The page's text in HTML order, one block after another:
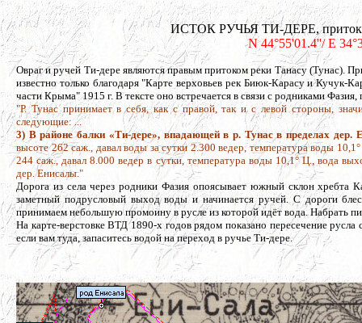
ИСТОК РУЧЬЯ ТИ-ДЕРЕ, приток
N 44°55'01.4''/ E
Овраг и ручей Ти-дере являются правым притоком реки Танасу (Тунас).
известно только благодаря "Карте верховьев рек Биюк-Карасу и
части Крыма" 1915 г. В тексте оно встречается в связи с родниками
"Р. Тунас принимает в себя, как с правой, так и с левой стороны,
следующие: ...
3) В районе балки «Ти-дере», впадающей в р. Тунас в пределах дер.
высоте 262 саж., давал воды за сутки 2.300 ведер, температура воды
244 саж., давал 8.000 ведер в сутки, температура воды 10,1° Ц., вода
дер. Енисалы."
Дорога из села через родники Фазия опоясывает южный склон хребта
заметный подрусловый выход воды и начинается ручей. С дороги
принимаем небольшую промоину в русле из которой идёт вода. Набрать
На карте-верстовке ВТД 1890-х годов рядом показано пересечение
если вам туда, запаситесь водой на переход в ручье Ти-дере.